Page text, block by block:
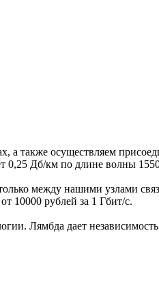
а также осуществляем
0,25 Дб/км по длине волны
между нашими узлами
10000 рублей за 1 Гбит/с.
Лямбда дает